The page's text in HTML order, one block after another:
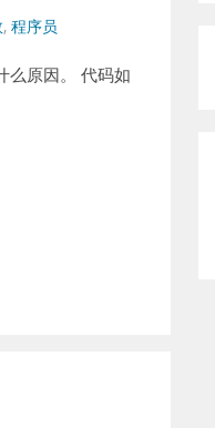
, 程序员
么原因。 代码如